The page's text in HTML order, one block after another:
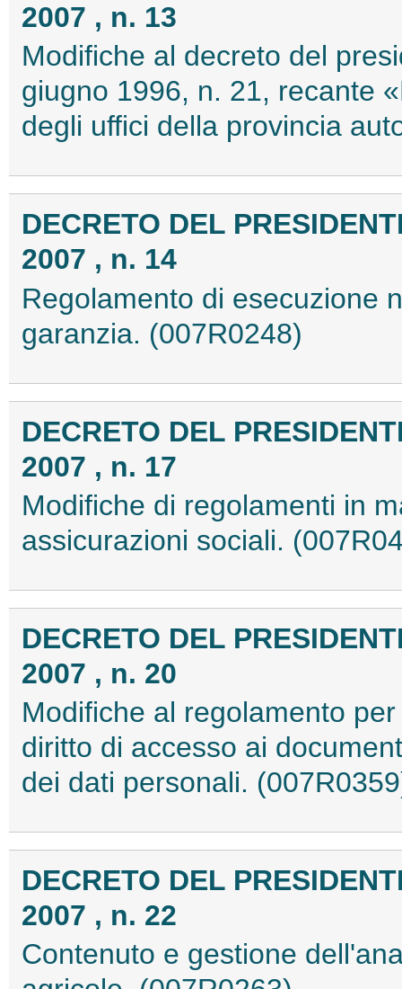
2007 , n. 13
Modifiche al decreto del
giugno 1996, n. 21, recante
degli uffici della provincia
DECRETO DEL
2007 , n. 14
Regolamento di esecuzione
garanzia. (007R0248)
DECRETO DEL
2007 , n. 17
Modifiche di regolamenti in
assicurazioni sociali.
DECRETO DEL
2007 , n. 20
Modifiche al regolamento
diritto di accesso ai
dei dati personali.
DECRETO DEL
2007 , n. 22
Contenuto e gestione